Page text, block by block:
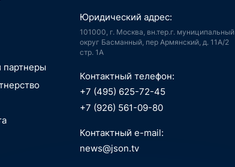
LegalTech
данные,
4.0,
книги
3D
мотивация
БАС
город
3D
ИБ, КИИ
партнеры
Юридический адрес:
101000, г. Москва, вн.тер.г. муниципальный
округ Басманный, пер Армянский, д. 11А/2
стр. 1А
Контактный телефон:
+7 (495) 625-72-45
+7 (926) 561-09-80
Контактный e-mail:
news@json.tv